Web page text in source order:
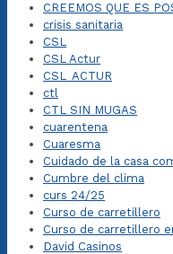
CREEMOS QUE ES
crisis sanitaria
CSL
CSL Actur
CSL_ACTUR
ctl
CTL SIN MUGAS
cuarentena
Cuaresma
Cuidado de la casa
Cumbre del clima
curs 24/25
Curso de carretillero
Curso de carretillero
David Casinos